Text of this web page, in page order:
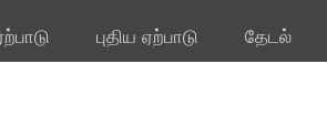
புதிய ஏற்பாடு தேடல்